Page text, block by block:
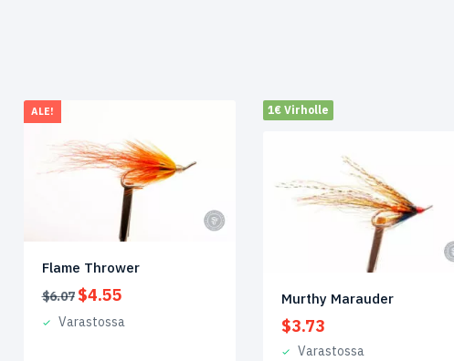
ALE!
Flame Thrower
$6.07 Alkuperäinen
hinta
oli:
$4.55Nykyinen
on:
Varastossa
1€ Virholle
Murthy Marauder
$3.73
Varastossa